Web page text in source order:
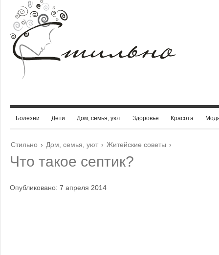
Болезни Дети Дом, семья, уют Здоровье Красота
Стильно › Дом, семья, уют › Житейские советы ›
Что такое септик?
Опубликовано: 7 апреля 2014